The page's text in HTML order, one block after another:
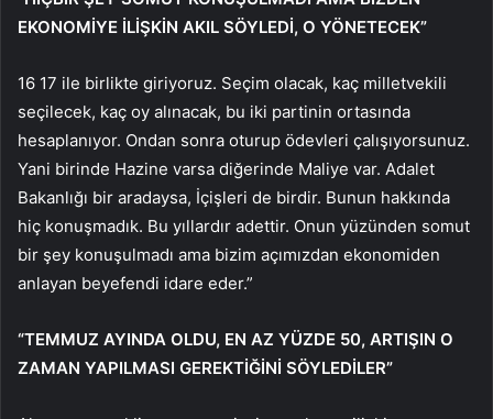
EKONOMİYE İLİŞKİN AKIL SÖYLEDİ, O YÖNETECEK”
16 17 ile birlikte giriyoruz. Seçim olacak, kaç milletvekili
seçilecek, kaç oy alınacak, bu iki partinin ortasında
hesaplanıyor. Ondan sonra oturup ödevleri çalışıyorsunuz.
Yani birinde Hazine varsa diğerinde Maliye var. Adalet
Bakanlığı bir aradaysa, İçişleri de birdir. Bunun hakkında
hiç konuşmadık. Bu yıllardır adettir. Onun yüzünden somut
bir şey konuşulmadı ama bizim açımızdan ekonomiden
anlayan beyefendi idare eder.”
“TEMMUZ AYINDA OLDU, EN AZ YÜZDE 50, ARTIŞIN O
ZAMAN YAPILMASI GEREKTİĞİNİ SÖYLEDİLER”